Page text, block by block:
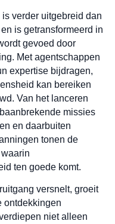
verder uitgebreid dan
is getransformeerd in
gevoed door
Met agentschappen
expertise bijdragen,
kan bereiken
Van het lanceren
missies
en daarbuiten
tonen de
ten goede komt.
versnelt, groeit
ontdekkingen
niet alleen